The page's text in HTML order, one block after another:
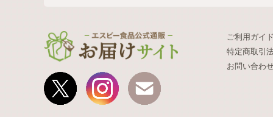
ご利用ガイ
特定商取引
お問い合わ